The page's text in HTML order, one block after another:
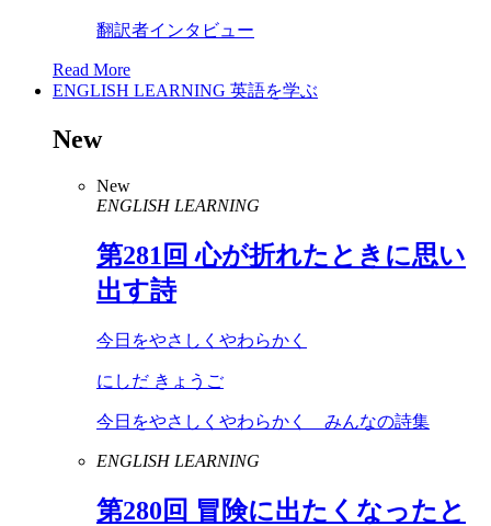
翻訳者インタビュー
Read More
ENGLISH LEARNING 英語を学ぶ
New
New
ENGLISH LEARNING
第281 回 心が折れたときに思い
出す詩
今日をやさしくやわらかく
にしだ きょうご
今日をやさしくやわらかく みんなの詩集
ENGLISH LEARNING
第280回 冒険に出たくなったと